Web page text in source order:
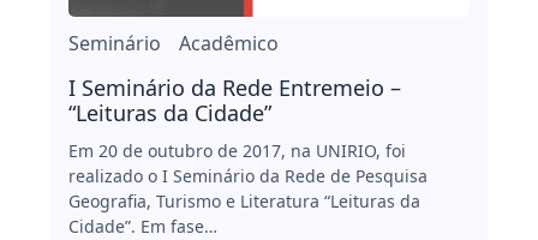
Seminário Acadêmico
I Seminário da Rede Entremeio –
“Leituras da Cidade”
Em 20 de outubro de 2017, na UNIRIO, foi
realizado o I Seminário da Rede de Pesquisa
Geografia, Turismo e Literatura “Leituras da
Cidade”. Em fase…